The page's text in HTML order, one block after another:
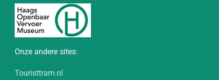
Onze andere sites:
Touristtram.nl